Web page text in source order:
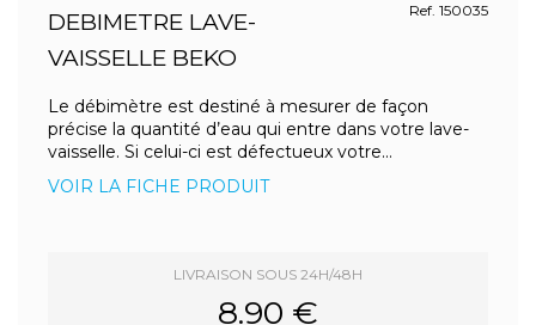
DEBIMETRE LAVE-
VAISSELLE BEKO
Ref. 150035
Le débimètre est destiné à mesurer de façon
précise la quantité d’eau qui entre dans votre lave-
vaisselle. Si celui-ci est défectueux votre...
VOIR LA FICHE PRODUIT
LIVRAISON SOUS 24H/48H
8.90 €